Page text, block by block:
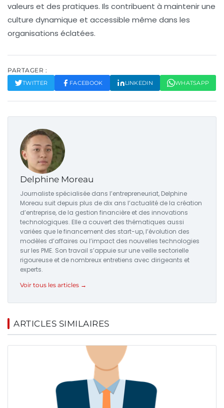
valeurs et des pratiques. Ils contribuent à maintenir une
culture dynamique et accessible même dans les
organisations éclatées.
PARTAGER :
TWITTER FACEBOOK LINKEDIN WHATSAPP
Delphine Moreau
Journaliste spécialisée dans l’entrepreneuriat, Delphine
Moreau suit depuis plus de dix ans l’actualité de la création
d’entreprise, de la gestion financière et des innovations
technologiques. Elle a couvert des thématiques aussi
variées que le financement des start-up, l’évolution des
modèles d’affaires ou l’impact des nouvelles technologies
sur les PME. Son travail s’appuie sur une veille sectorielle
rigoureuse et de nombreux entretiens avec dirigeants et
experts.
Voir tous les articles →
ARTICLES SIMILAIRES